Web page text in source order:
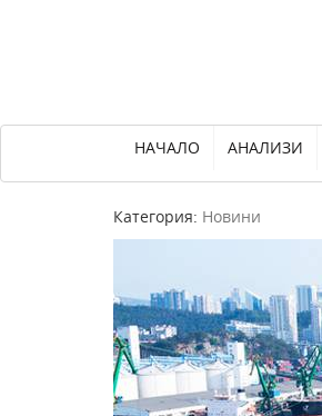
НАЧАЛО АНАЛИЗИ
Категория: Новини